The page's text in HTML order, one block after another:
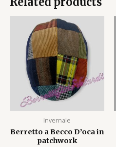
Invernale
Berretto a Becco D’oca in
patchwork